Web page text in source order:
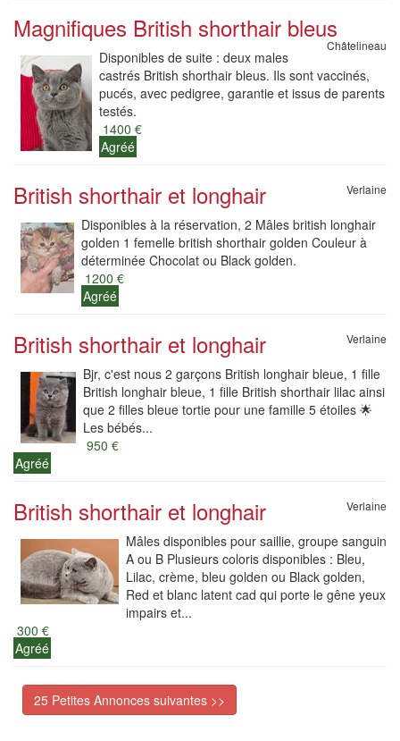
Magnifiques British shorthair bleus
Châtelineau
Disponibles de suite : deux males
castrés British shorthair bleus. Ils sont vaccinés,
pucés, avec pedigree, garantie et issus de parents
testés.
1400 €
Agréé
British shorthair et longhair Verlaine
Disponibles à la réservation, 2 Mâles british longhair
golden 1 femelle british shorthair golden Couleur à
déterminée Chocolat ou Black golden.
1200 €
Agréé
British shorthair et longhair Verlaine
Bjr, c'est nous 2 garçons British longhair bleue, 1 fille
British longhair bleue, 1 fille British shorthair lilac ainsi
que 2 filles bleue tortie pour une famille 5 étoiles 🌟
Les bébés...
950 €
Agréé
British shorthair et longhair Verlaine
Mâles disponibles pour saillie, groupe sanguin
A ou B Plusieurs coloris disponibles : Bleu,
Lilac, crème, bleu golden ou Black golden,
Red et blanc latent cad qui porte le gêne yeux
impairs et...
300 €
Agréé
25 Petites Annonces suivantes >>